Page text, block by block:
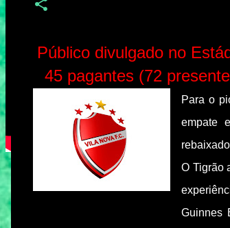
Público divulgado no
45 pagantes (72
Para o
empate
O Tigrão
Guinnes